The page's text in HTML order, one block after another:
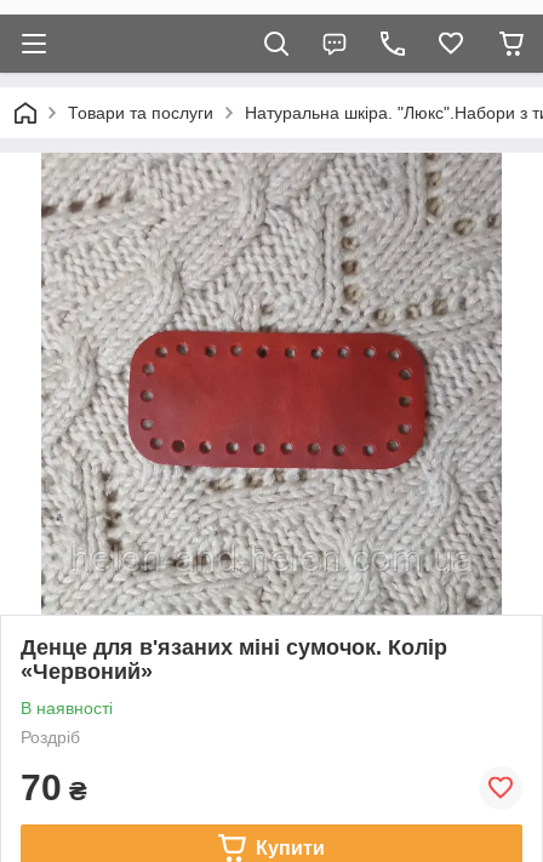
Товари та послуги Натуральна шкіра. "Люкс".Набори з
Денце для в'язаних міні сумочок. Колір
«Червоний»
В наявності
Роздріб
70 ₴
Купити